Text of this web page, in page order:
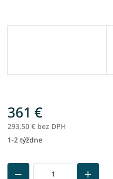
361 €
293,50 € bez DPH
Jednotková
1-2 týždne